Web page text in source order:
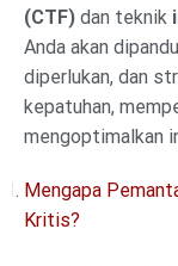
(CTF) dan teknik
Anda akan
diperlukan, dan
kepatuhan,
mengoptimalkan
Mengapa
Kritis?